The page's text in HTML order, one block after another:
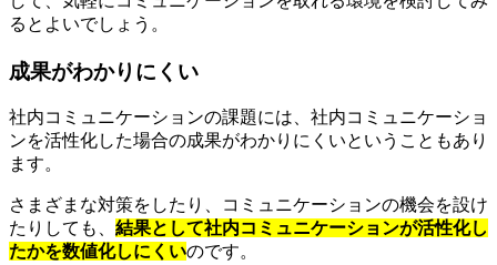
るとよいでしょう。
成果がわかりにくい
社内コミュニケーションの課題には、社内コミュニケーショ
ンを活性化した場合の成果がわかりにくいということもあり
ます。
さまざまな対策をしたり、コミュニケーションの機会を設け
たりしても、 結果として社内コミュニケーションが活性化し
たかを数値化しにくいのです。